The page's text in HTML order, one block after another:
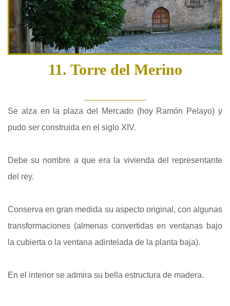
11. Torre del Merino
Se alza en la plaza del Mercado (hoy Ramón Pelayo) y
pudo ser construida en el siglo XIV.
Debe su nombre a que era la vivienda del representante
del rey.
Conserva en gran medida su aspecto original, con algunas
transformaciones (almenas convertidas en ventanas bajo
la cubierta o la ventana adintelada de la planta baja).
En el interior se admira su bella estructura de madera.